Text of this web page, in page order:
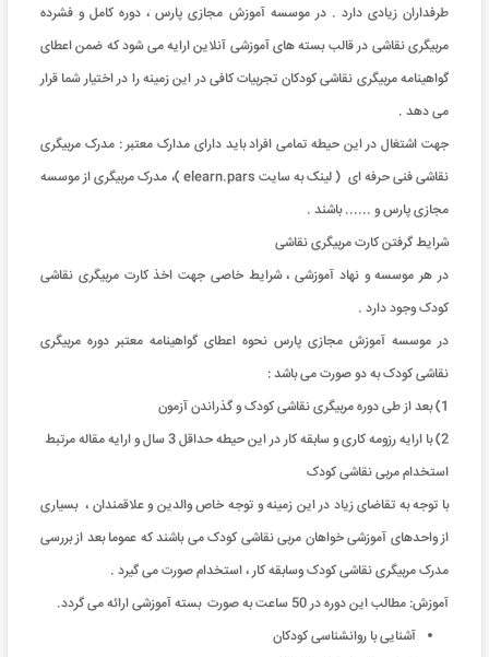
طرفداران زیادی دارد . در موسسه آموزش مجازی پارس ، دوره کامل و فشرده
مربیگری نقاشی در قالب بسته های آموزشی آنلاین ارایه می شود که ضمن اعطای
گواهینامه مربیگری نقاشی کودکان تجربیات کافی در این زمینه را در اختیار شما قرار
می دهد .
جهت اشتغال در این حیطه تمامی افراد باید دارای مدارک معتبر : مدرک مربیگری
نقاشی فنی حرفه ای ( لینک به سایت elearn.pars )، مدرک مربیگری از موسسه
مجازی پارس و ...... باشند .
شرایط گرفتن کارت مربیگری نقاشی
در هر موسسه و نهاد آموزشی ، شرایط خاصی جهت اخذ کارت مربیگری نقاشی
کودک وجود دارد .
در موسسه آموزش مجازی پارس نحوه اعطای گواهینامه معتبر دوره مربیگری
نقاشی کودک به دو صورت می باشد :
1) بعد از طی دوره مربیگری نقاشی کودک و گذراندن آزمون
2) با ارایه رزومه کاری و سابقه کار در این حیطه حداقل 3 سال و ارایه مقاله مرتبط
استخدام مربی نقاشی کودک
با توجه به تقاضای زیاد در این زمینه و توجه خاص والدین و علاقمندان ، بسیاری
از واحدهای آموزشی خواهان مربی نقاشی کودک می باشند که عموما بعد از بررسی
مدرک مربیگری نقاشی کودک وسابقه کار ، استخدام صورت می گیرد .
آموزش: مطالب این دوره در 50 ساعت به صورت بسته آموزشی ارائه می گردد
.
آشنایی با روانشناسی کودکان